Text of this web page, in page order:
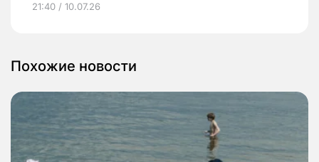
21:40 / 10.07.26
Похожие новости